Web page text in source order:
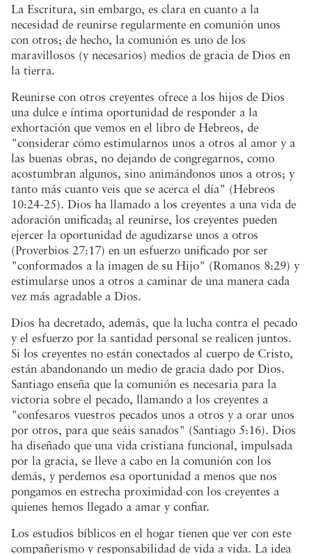
La Escritura, sin embargo, es clara en cuanto a la
necesidad de reunirse regularmente en comunión unos
con otros; de hecho, la comunión es uno de los
maravillosos (y necesarios) medios de gracia de Dios en
la tierra.
Reunirse con otros creyentes ofrece a los hijos de Dios
una dulce e íntima oportunidad de responder a la
exhortación que vemos en el libro de Hebreos, de
"considerar cómo estimularnos unos a otros al amor y a
las buenas obras, no dejando de congregarnos, como
acostumbran algunos, sino animándonos unos a otros; y
tanto más cuanto veis que se acerca el día" (Hebreos
10:24-25). Dios ha llamado a los creyentes a una vida de
adoración unificada; al reunirse, los creyentes pueden
ejercer la oportunidad de agudizarse unos a otros
(Proverbios 27:17) en un esfuerzo unificado por ser
"conformados a la imagen de su Hijo" (Romanos 8:29) y
estimularse unos a otros a caminar de una manera cada
vez más agradable a Dios.
Dios ha decretado, además, que la lucha contra el pecado
y el esfuerzo por la santidad personal se realicen juntos.
Si los creyentes no están conectados al cuerpo de Cristo,
están abandonando un medio de gracia dado por Dios.
Santiago enseña que la comunión es necesaria para la
victoria sobre el pecado, llamando a los creyentes a
"confesaros vuestros pecados unos a otros y a orar unos
por otros, para que seáis sanados" (Santiago 5:16). Dios
ha diseñado que una vida cristiana funcional, impulsada
por la gracia, se lleve a cabo en la comunión con los
demás, y perdemos esa oportunidad a menos que nos
pongamos en estrecha proximidad con los creyentes a
quienes hemos llegado a amar y confiar.
Los estudios bíblicos en el hogar tienen que ver con este
compañerismo y responsabilidad de vida a vida. La idea